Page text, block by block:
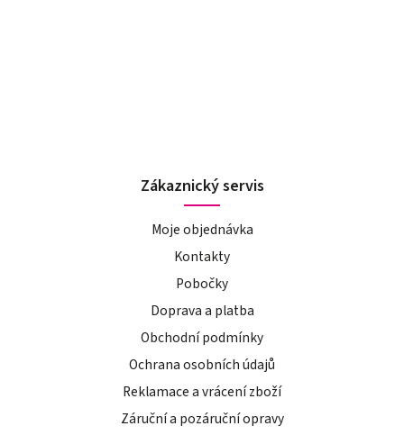
Zákaznický servis
Moje objednávka
Kontakty
Pobočky
Doprava a platba
Obchodní podmínky
Ochrana osobních údajů
Reklamace a vrácení zboží
Záruční a pozáruční opravy